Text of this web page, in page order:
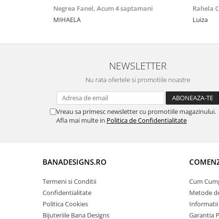
Negrea Fanel, Acum 4 saptamani
MIHAELA
Rahela
Luiza
NEWSLETTER
Nu rata ofertele si promotiile noastre
Vreau sa primesc newsletter cu promotiile magazinului.
Afla mai multe in Politica de Confidentialitate
BANADESIGNS.RO
Termeni si Conditii
Confidentialitate
Politica Cookies
Bijuteriile Bana Designs
Cum
Metode
Garantia